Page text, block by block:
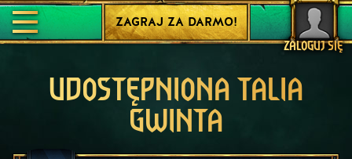
ZALOGUJ SIĘ
ZAGRAJ ZA DARMO!
UDOSTĘPNIONA TALIA
GWINTA